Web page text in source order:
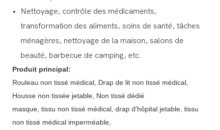
Nettoyage, contrôle des médicaments,
transformation des aliments, soins de santé, tâches
ménagères, nettoyage de la maison, salons de
beauté, barbecue de camping, etc.
Produit principal:
Rouleau non tissé médical, Drap de lit non tissé médical,
Housse non tissée jetable, Non tissé dédié
masque, tissu non tissé médical, drap d'hôpital jetable, tissu
non tissé médical imperméable,